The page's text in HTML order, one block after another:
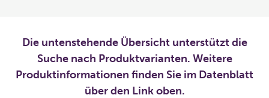
Die untenstehende Übersicht unterstützt die
Suche nach Produktvarianten. Weitere
Produktinformationen finden Sie im Datenblatt
über den Link oben.